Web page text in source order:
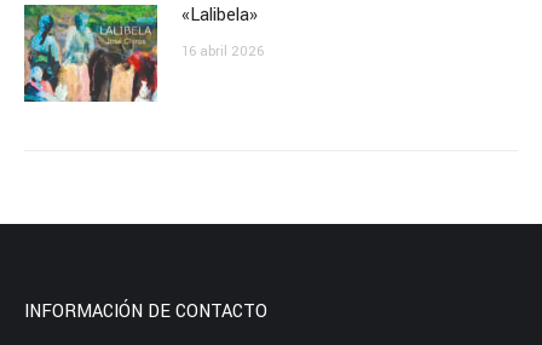
«Lalibela»
16 abril 2026
INFORMACIÓN DE CONTACTO